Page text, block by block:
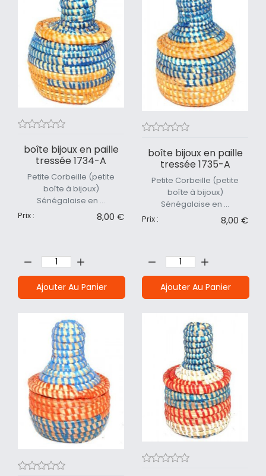
boîte bijoux en paille
tressée 1734-A
Petite Corbeille (petite
boîte à bijoux)
Sénégalaise en ...
Prix :
8,00 €
Ajouter Au Panier
boîte bijoux en paille
tressée 1735-A
Petite Corbeille (petite
boîte à bijoux)
Sénégalaise en ...
Prix :
8,00 €
Ajouter Au Panier